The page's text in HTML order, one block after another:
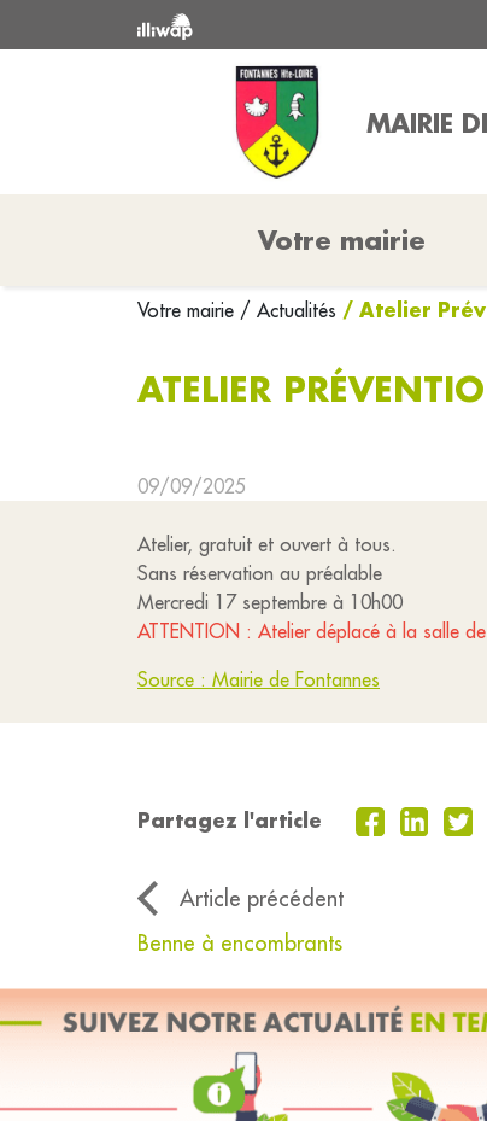
MAIRIE
Votre mairie
Votre mairie / Actualités / Atelier
ATELIER
09/09/2025
Atelier, gratuit et ouvert à tous.
Sans réservation au préalable
Mercredi 17 septembre à 10h00
ATTENTION : Atelier déplacé à la salle
Source : Mairie de Fontannes
Partagez l'article
Article précédent
Benne à encombrants